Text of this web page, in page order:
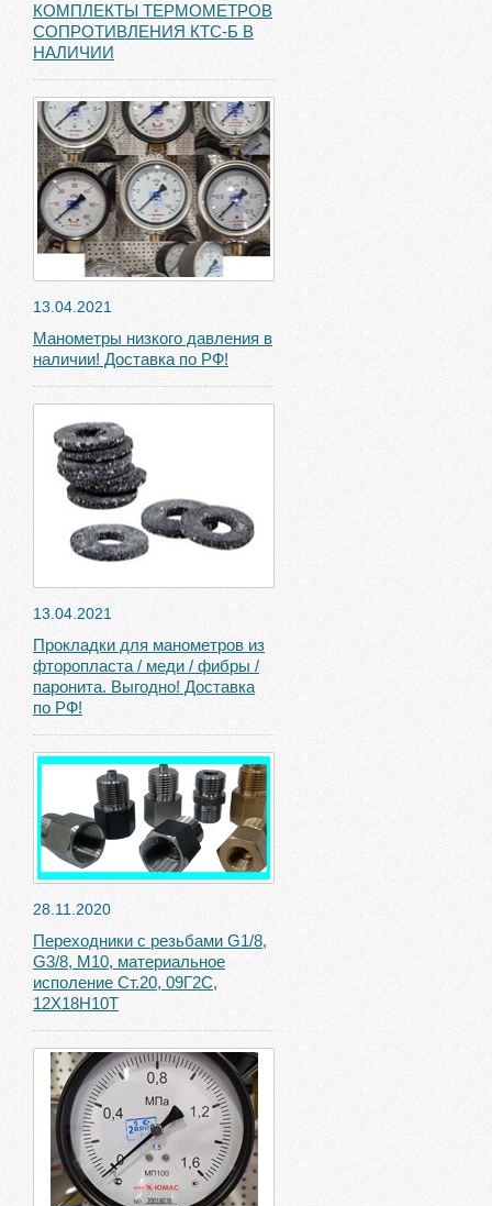
КОМПЛЕКТЫ ТЕРМОМЕТРОВ
СОПРОТИВЛЕНИЯ КТС-Б В
НАЛИЧИИ
13.04.2021
Манометры низкого давления в
наличии! Доставка по РФ!
13.04.2021
Прокладки для манометров из
фторопласта / меди / фибры /
паронита. Выгодно! Доставка
по РФ!
28.11.2020
Переходники с резьбами G1/8,
G3/8, М10, материальное
исполение Ст.20, 09Г2С,
12Х18Н10Т